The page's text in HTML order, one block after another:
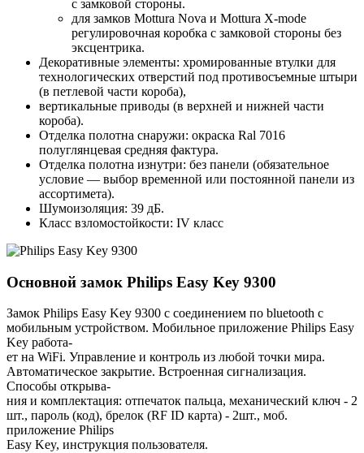
с замковой стороны.
для замков Mottura Nova и Mottura X-mode
регулировочная коробка с замковой стороны без
эксцентрика.
Декоративные элементы: хромированные втулки для
технологических отверстий под противосъемные штыри
(в петлевой части короба),
вертикальные приводы (в верхней и нижней части
короба).
Отделка полотна снаружи: окраска Ral 7016
полуглянцевая средняя фактура.
Отделка полотна изнутри: без панели (обязательное
условие — выбор временной или постоянной панели из
ассортимета).
Шумоизоляция: 39 дБ.
Класс взломостойкости: IV класс
Основной замок Philips Easy Key 9300
Замок Philips Easy Key 9300 с соединением по bluetooth с
мобильным устройством. Мобильное приложение Philips Easy
Key работа-
ет на WiFi. Управление и контроль из любой точки мира.
Автоматическое закрытие. Встроенная сигнализация.
Способы открыва-
ния и комплектация: отпечаток пальца, механический ключ - 2
шт., пароль (код), брелок (RF ID карта) - 2шт., моб.
приложение Philips
Easy Key, инструкция пользователя.